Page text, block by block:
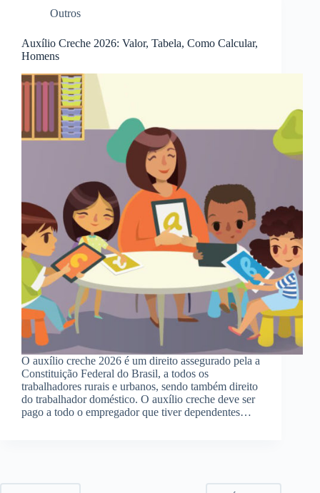
Outros
Auxílio Creche 2026: Valor, Tabela, Como Calcular,
Homens
O auxílio creche 2026 é um direito assegurado pela a
Constituição Federal do Brasil, a todos os
trabalhadores rurais e urbanos, sendo também direito
do trabalhador doméstico. O auxílio creche deve ser
pago a todo o empregador que tiver dependentes…